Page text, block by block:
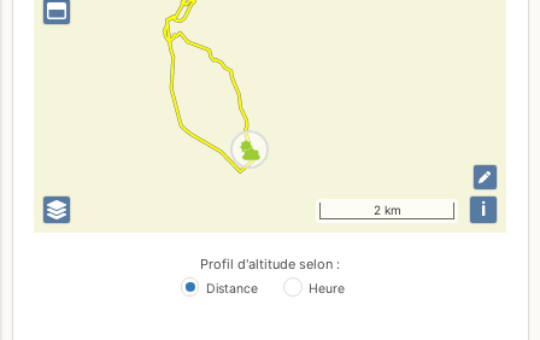
2 km i
Profil d'altitude selon :
Distance Heure